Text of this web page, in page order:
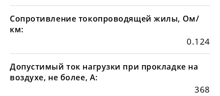
Сопротивление токопроводящей жилы, Ом/
км:
0.124
Допустимый ток нагрузки при прокладке на
воздухе, не более, А:
368